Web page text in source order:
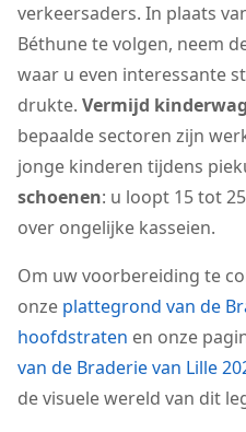
verkeersaders. In plaats
Béthune te volgen, neem
waar u even interessante
drukte. Vermijd
bepaalde sectoren zijn
jonge kinderen tijdens
schoenen: u loopt 15 tot
over ongelijke kasseien.
Om uw voorbereiding te
onze plattegrond van de
hoofdstraten en onze
van de Braderie van Lille
de visuele wereld van dit